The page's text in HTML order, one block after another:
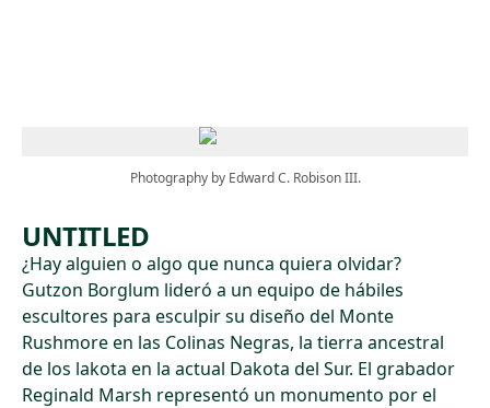
Photography by Edward C. Robison III.
UNTITLED
¿Hay alguien o algo que nunca quiera olvidar?
Gutzon Borglum lideró a un equipo de hábiles
escultores para esculpir su diseño del Monte
Rushmore en las Colinas Negras, la tierra ancestral
de los lakota en la actual Dakota del Sur. El grabador
Reginald Marsh representó un monumento por el